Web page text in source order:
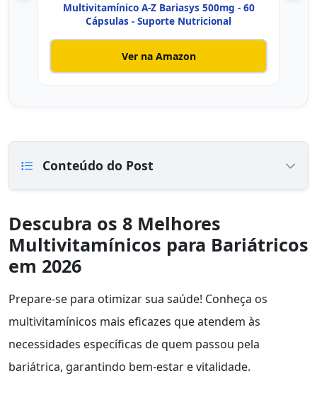
Multivitamínico A-Z Bariasys 500mg - 60
Cápsulas - Suporte Nutricional
Ver na Amazon
Conteúdo do Post
Descubra os 8 Melhores
Multivitamínicos para Bariátricos
em 2026
Prepare-se para otimizar sua saúde! Conheça os
multivitamínicos mais eficazes que atendem às
necessidades específicas de quem passou pela
bariátrica, garantindo bem-estar e vitalidade.